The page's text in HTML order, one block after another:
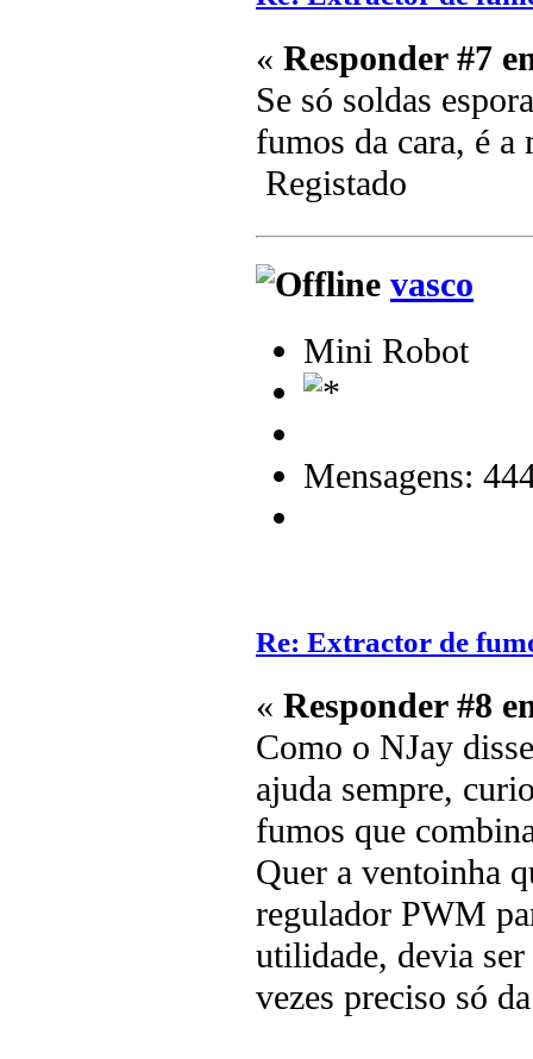
« Responder #7
Se só soldas
fumos da cara, é
Registado
vasco
Mini Robot
Mensagens:
Re: Extractor de
« Responder #8
Como o NJay
ajuda sempre,
fumos que
Quer a ventoinha
regulador PWM
utilidade, devia
vezes preciso só